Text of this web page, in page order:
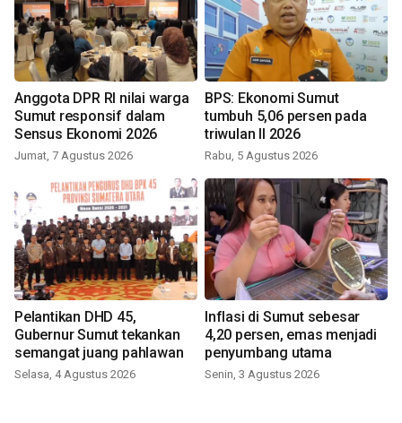
Anggota DPR RI nilai warga
Sumut responsif dalam
Sensus Ekonomi 2026
Jumat, 7 Agustus 2026
BPS: Ekonomi Sumut
tumbuh 5,06 persen pada
triwulan II 2026
Rabu, 5 Agustus 2026
Pelantikan DHD 45,
Gubernur Sumut tekankan
semangat juang pahlawan
Selasa, 4 Agustus 2026
Inflasi di Sumut sebesar
4,20 persen, emas menjadi
penyumbang utama
Senin, 3 Agustus 2026